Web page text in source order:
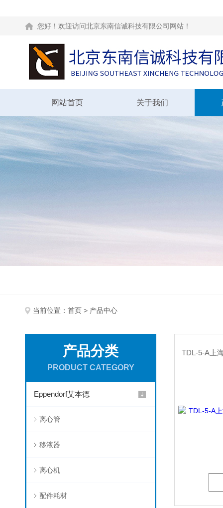
您好！欢迎访问北京东南信诚科技有限公司网站！
网站首页 关于我们
当前位置： 首页 > 产品中心
产品分类
PRODUCT CATEGORY
Eppendorf艾本德
离心管
移液器
离心机
配件耗材